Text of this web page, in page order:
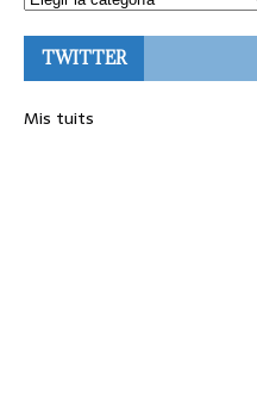
TWITTER
Mis tuits